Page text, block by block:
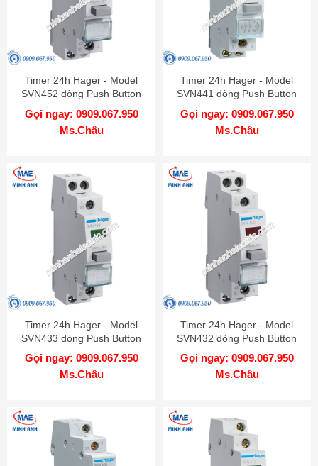
Timer 24h Hager - Model
SVN452 dòng Push Button
Gọi ngay: 0909.067.950
Ms.Châu
Timer 24h Hager - Model
SVN441 dòng Push Button
Gọi ngay: 0909.067.950
Ms.Châu
Timer 24h Hager - Model
SVN433 dòng Push Button
Gọi ngay: 0909.067.950
Ms.Châu
Timer 24h Hager - Model
SVN432 dòng Push Button
Gọi ngay: 0909.067.950
Ms.Châu